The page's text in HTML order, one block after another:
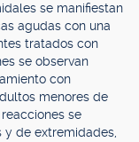
se manifiestan
agudas con una
tratados con
se observan
con
menores de
se
de extremidades,